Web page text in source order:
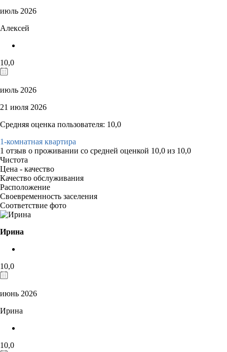
июль 2026
Алексей
10,0
июль 2026
21 июля 2026
Средняя оценка пользователя: 10,0
1-комнатная квартира
1 отзыв о проживании со средней оценкой 10,0 из 10,0
Чистота
Цена - качество
Качество обслуживания
Расположение
Своевременность заселения
Соответствие фото
Ирина
10,0
июнь 2026
Ирина
10,0